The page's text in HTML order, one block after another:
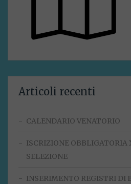
Articoli recenti
CALENDARIO VENATORIO
ISCRIZIONE OBBLIGATORIA
SELEZIONE
INSERIMENTO REGISTRI DI